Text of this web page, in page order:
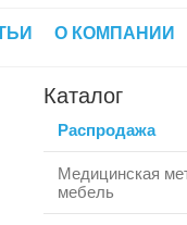
О КОМПАНИИ
Каталог
Распродажа
Медицинская
мебель